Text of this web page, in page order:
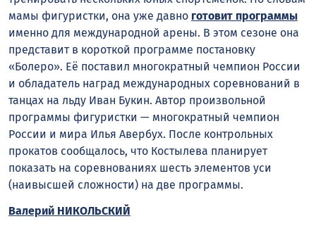
мамы фигуристки, она уже давно готовит программы
именно для международной арены. В этом сезоне она
представит в короткой программе постановку
«Болеро». Её поставил многократный чемпион России
и обладатель наград международных соревнований в
танцах на льду Иван Букин. Автор произвольной
программы фигуристки — многократный чемпион
России и мира Илья Авербух. После контрольных
прокатов сообщалось, что Костылева планирует
показать на соревнованиях шесть элементов уси
(наивысшей сложности) на две программы.
Валерий НИКОЛЬСКИЙ